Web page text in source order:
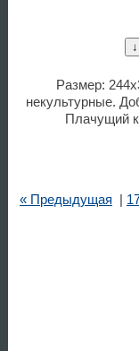
Размер:
некультурные.
Плачущий
« Предыдущая